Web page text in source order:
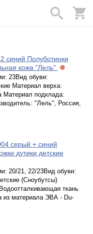
синий Полуботинки
кожа "Лель"
23Вид обуви:
Материал верха:
Материал подклада:
"Лель", Россия,
серый + синий
дутики детские
20/21, 22/23Вид обуви:
(Сноубутсы)
ткань
из материала ЭВА - Du-